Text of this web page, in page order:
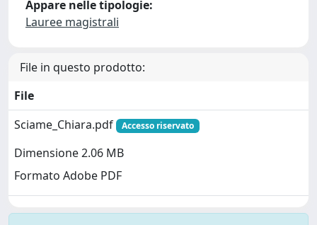
Appare nelle tipologie:
Lauree magistrali
File in questo prodotto:
File
Sciame_Chiara.pdf
Accesso riservato
Dimensione 2.06 MB
Formato Adobe PDF